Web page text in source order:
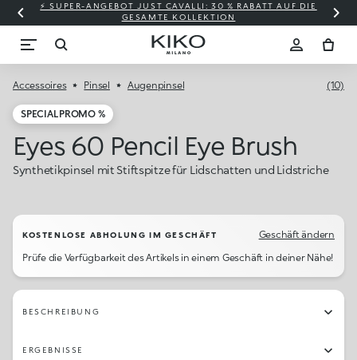
⚡ SUPER-ANGEBOT JUST CAVALLI: 30 % RABATT AUF DIE
GESAMTE KOLLEKTION
Accessoires Pinsel Augenpinsel (10)
SPECIAL PROMO %
Eyes 60 Pencil Eye Brush
Synthetikpinsel mit Stiftspitze für Lidschatten und Lidstriche
KOSTENLOSE ABHOLUNG IM GESCHÄFT
Geschäft ändern
Prüfe die Verfügbarkeit des Artikels in einem Geschäft in deiner Nähe!
BESCHREIBUNG
ERGEBNISSE